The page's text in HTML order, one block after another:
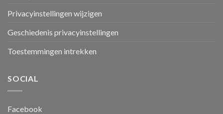
Privacyinstellingen wijzigen
Geschiedenis privacyinstellingen
Toestemmingen intrekken
SOCIAL
Facebook